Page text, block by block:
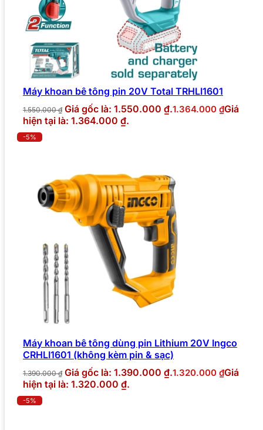
Máy khoan bê tông pin 20V Total TRHLI1601
1.550.000₫ Giá gốc là: 1.550.000 ₫.1.364.000 ₫Giá
hiện tại là: 1.364.000 ₫.
-5%
Máy khoan bê tông dùng pin Lithium 20V Ingco
CRHLI1601 (không kèm pin & sạc)
1.390.000₫ Giá gốc là: 1.390.000 ₫.1.320.000 ₫Giá
hiện tại là: 1.320.000 ₫.
-5%